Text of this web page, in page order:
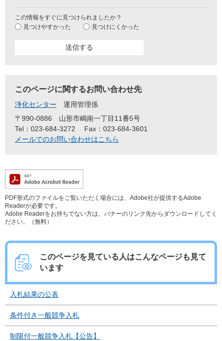
この情報をすぐに見つけられましたか？
見つけやすかった
見つけにくかった
このページに関するお問い合わせ先
浄化センター
運用管理係
〒990-0886
山形市嶋南一丁目11番5号
Tel：023-684-3272
Fax：023-684-3601
メールでのお問い合わせはこちら
PDF形式のファイルをご覧いただく場合には、Adobe社が提供するAdobe
Readerが必要です。
Adobe Readerをお持ちでない方は、バナーのリンク先からダウンロードしてく
ださい。（無料）
このページを見ている人はこんなページも見て
います
入札結果の公表
条件付き一般競争入札
制限付一般競争入札【公告】